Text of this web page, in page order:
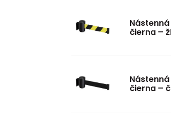
čierna –
čierna –